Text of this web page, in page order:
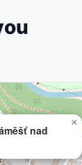
nad
×